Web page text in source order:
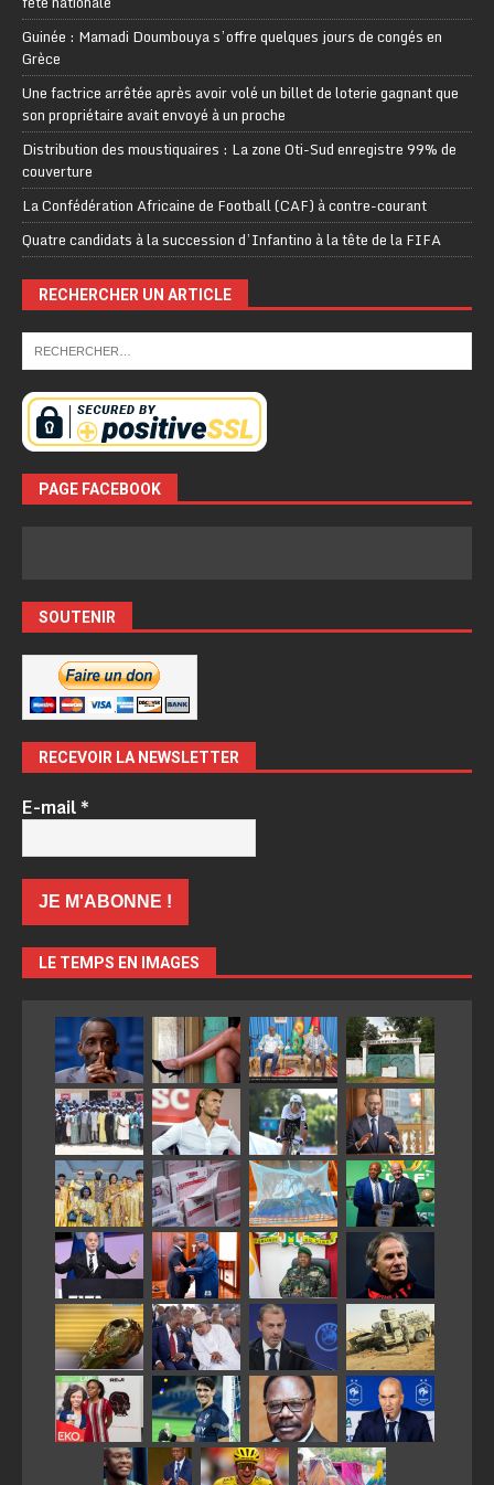
Guinée : Mamadi Doumbouya s’offre quelques jours de congés en
Grèce
Une factrice arrêtée après avoir volé un billet de loterie gagnant que
son propriétaire avait envoyé à un proche
Distribution des moustiquaires : La zone Oti-Sud enregistre 99% de
couverture
La Confédération Africaine de Football (CAF) à contre-courant
Quatre candidats à la succession d’Infantino à la tête de la FIFA
RECHERCHER UN ARTICLE
PAGE FACEBOOK
SOUTENIR
RECEVOIR LA NEWSLETTER
E-mail*
LE TEMPS EN IMAGES